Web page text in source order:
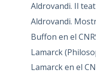
Aldrovandi. Il
Aldrovandi.
Buffon en el
Lamarck
Lamarck en el